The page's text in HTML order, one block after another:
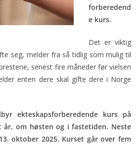
forberedend
e kurs.
Det er viktig
seg, melder fra så tidlig som mulig til
senest fire måneder før vielsen
enten dere skal gifte dere i Norge
ekteskapsforberedende kurs på
år, om høsten og i fastetiden. Neste
oktober 2025. Kurset går over fem